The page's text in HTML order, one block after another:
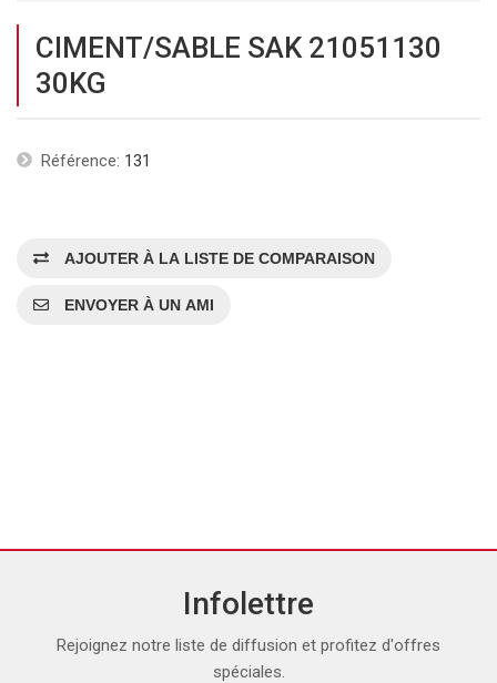
CIMENT/SABLE SAK 21051130
30KG
Référence: 131
AJOUTER À LA LISTE DE COMPARAISON
ENVOYER À UN AMI
Infolettre
Rejoignez notre liste de diffusion et profitez d'offres
spéciales.